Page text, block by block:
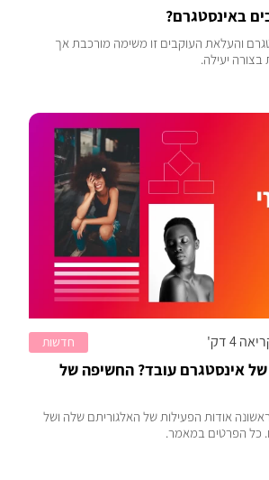
באינסטגרם?
והעלאת העוקבים זו משימה מורכבת אך
יעילה.
4 דק' חדשות
של אינסטגרם עובד? החשיפה של
אודות הפעילות של האלגוריתם שלה ושל
כל הפרטים במאמר.